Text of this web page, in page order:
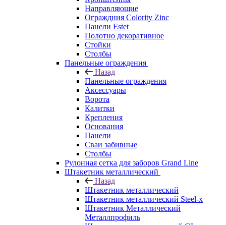
Направляющие
Ограждния Colority Zinc
Панели Estet
Полотно декоративное
Стойки
Столбы
Панельные ограждения
Назад
Панельные ограждения
Аксессуары
Ворота
Калитки
Крепления
Основания
Панели
Сваи забивные
Столбы
Рулонная сетка для заборов Grand Line
Штакетник металлический
Назад
Штакетник металлический
Штакетник металлический Steel-x
Штакетник Металлический
Металлпрофиль